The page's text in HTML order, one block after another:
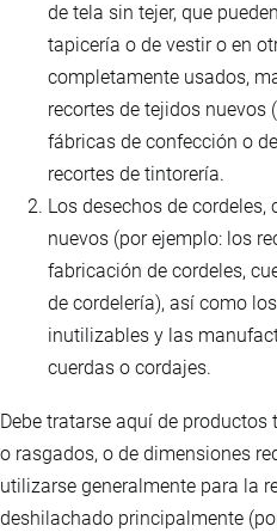
de tela sin tejer, que
tapicería o de vestir o en
completamente usados,
recortes de tejidos nuevos
fábricas de confección o
recortes de tintorería.
Los desechos de
nuevos (por ejemplo: los
fabricación de cordeles,
de cordelería), así como
inutilizables y las
cuerdas o cordajes.
Debe tratarse aquí de
o rasgados, o de dimensiones
utilizarse generalmente para la
deshilachado principalmente